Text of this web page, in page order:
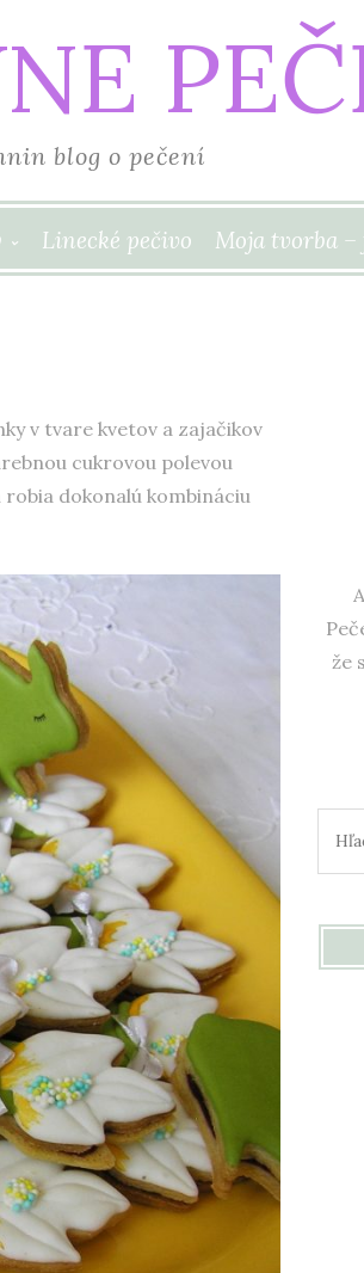
blog o pečení
Linecké pečivo Moja tvorba –
v tvare kvetov a zajačikov
cukrovou polevou
dokonalú kombináciu
že